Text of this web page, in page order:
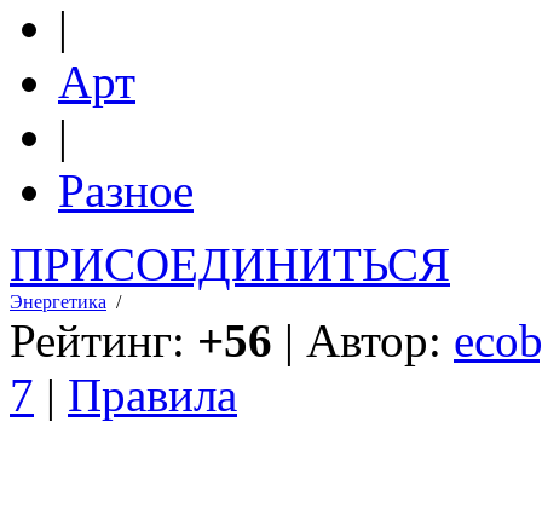
|
Арт
|
Разное
ПРИСОЕДИНИТЬСЯ
Энергетика /
Рейтинг: +56 | Автор:
7 | Правила